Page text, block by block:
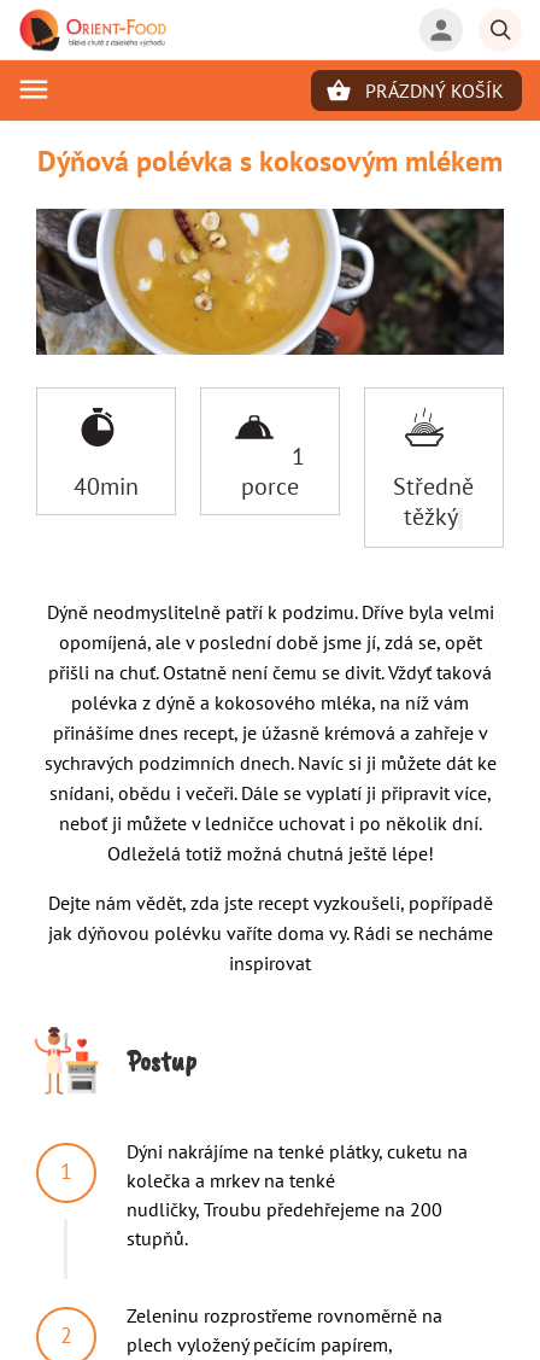
PRÁZDNÝ KOŠÍK
Dýňová polévka s kokosovým mlékem
40min
1
porce
Středně
těžký
Dýně neodmyslitelně patří k podzimu. Dříve byla velmi
opomíjená, ale v poslední době jsme jí, zdá se, opět
přišli na chuť. Ostatně není čemu se divit. Vždyť taková
polévka z dýně a kokosového mléka, na níž vám
přinášíme dnes recept, je úžasně krémová a zahřeje v
sychravých podzimních dnech. Navíc si ji můžete dát ke
snídani, obědu i večeři. Dále se vyplatí ji připravit více,
neboť ji můžete v ledničce uchovat i po několik dní.
Odleželá totiž možná chutná ještě lépe!
Dejte nám vědět, zda jste recept vyzkoušeli, popřípadě
jak dýňovou polévku vaříte doma vy. Rádi se necháme
inspirovat
Postup
Dýni nakrájíme na tenké plátky, cuketu na
kolečka a mrkev na tenké
nudličky, Troubu předehřejeme na 200
stupňů.
Zeleninu rozprostřeme rovnoměrně na
plech vyložený pečícím papírem,